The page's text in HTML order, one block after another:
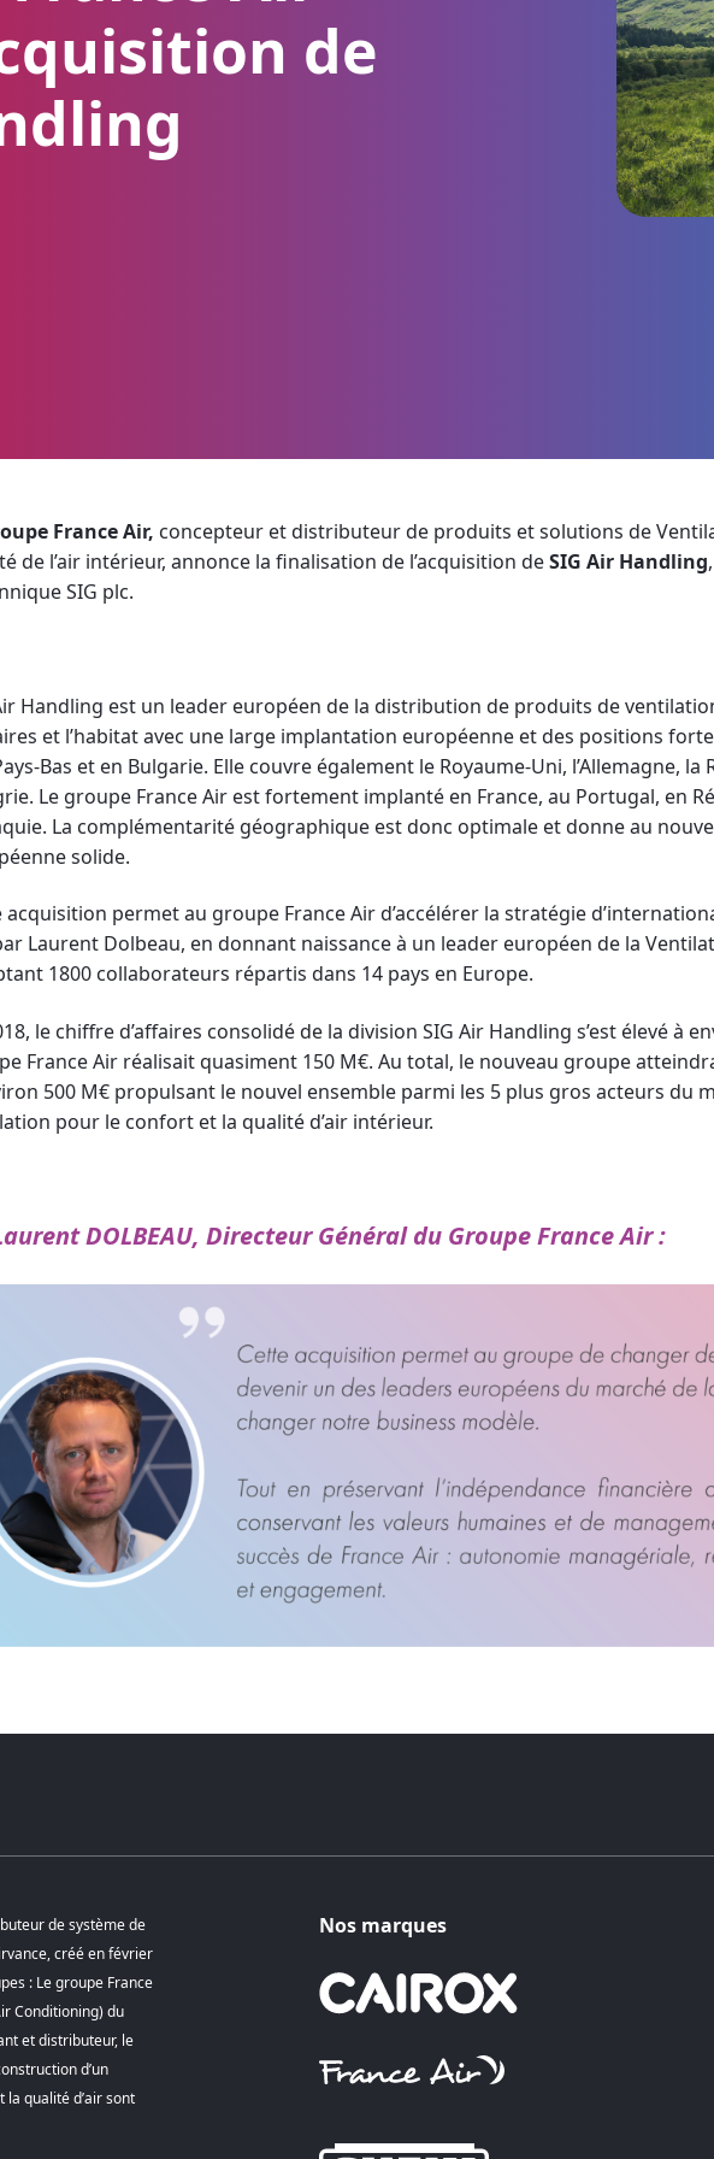
de
France Air, concepteur et distributeur de produits et solutions de
de l’air intérieur, annonce la finalisation de l’acquisition deSIG Air Handling
SIG plc.
Handling est un leader européen de la distribution de produits de
et l’habitat avec une large implantation européenne et des positions
Bas et en Bulgarie. Elle couvre également le Royaume-Uni, l’Allemagne, la
Le groupe France Air est fortement implanté en France, au Portugal, en
La complémentarité géographique est donc optimale et donne au
solide.
acquisition permet au groupe France Air d’accélérer la stratégie
Laurent Dolbeau, en donnant naissance à un leader européen de la
1800 collaborateurs répartis dans 14 pays en Europe.
le chiffre d’affaires consolidé de la division SIG Air Handling s’est élevé à
France Air réalisait quasiment 150 M€. Au total, le nouveau groupe
500 M€ propulsant le nouvel ensemble parmi les 5 plus gros acteurs du
pour le confort et la qualité d’air intérieur.
DOLBEAU, Directeur Général du Groupe France Air :
de système de
créé en février
: Le groupe France
Conditioning) du
et distributeur, le
d’un
qualité d’air sont
Nos marques